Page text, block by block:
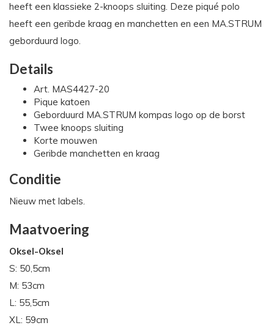
heeft een klassieke 2-knoops sluiting. Deze piqué polo
heeft een geribde kraag en manchetten en een MA.STRUM
geborduurd logo.
Details
Art. MAS4427-20
Pique katoen
Geborduurd MA.STRUM kompas logo op de borst
Twee knoops sluiting
Korte mouwen
Geribde manchetten en kraag
Conditie
Nieuw met labels.
Maatvoering
Oksel-Oksel
S: 50,5cm
M: 53cm
L: 55,5cm
XL: 59cm